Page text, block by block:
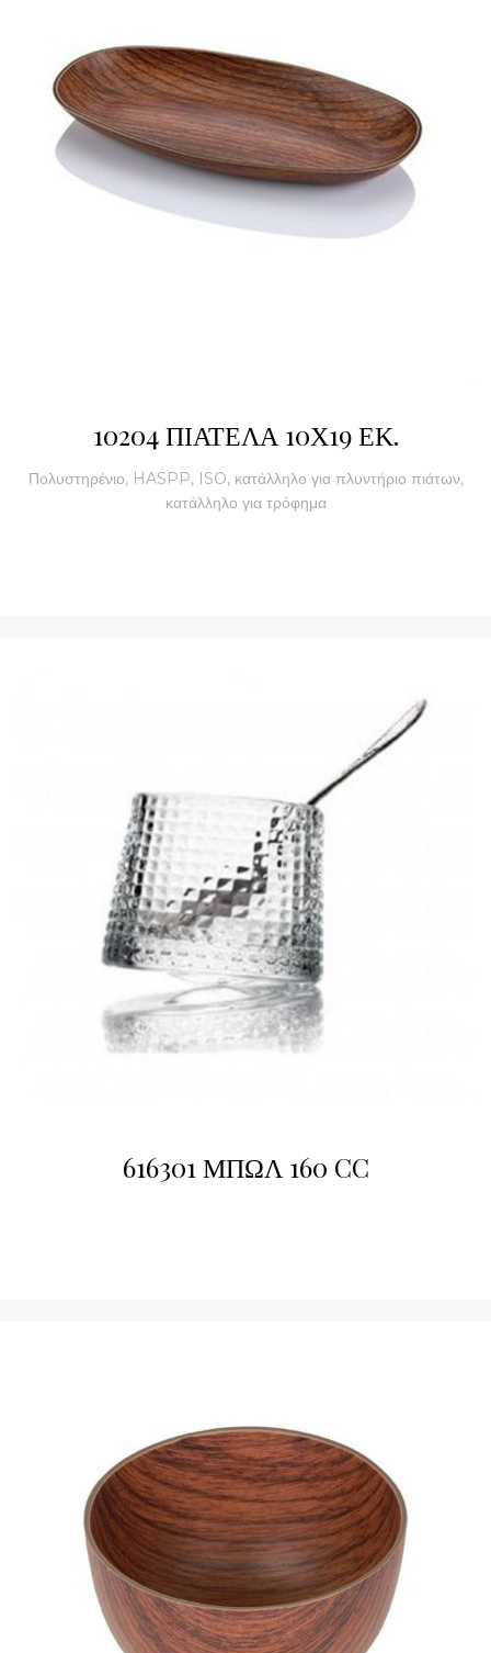
10204 ΠΙΑΤΕΛΑ 10Χ19 ΕΚ.
Πολυστηρένιο, HASPP, ISO, κατάλληλο για πλυντήριο πιάτων,
κατάλληλο για τρόφημα
616301 ΜΠΩΛ 160 CC